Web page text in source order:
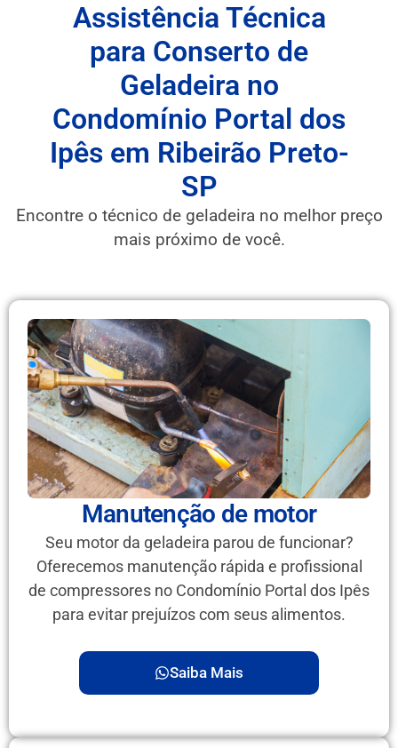
Assistência Técnica
para Conserto de
Geladeira no
Condomínio Portal dos
Ipês em Ribeirão Preto-
SP
Encontre o técnico de geladeira no melhor preço
mais próximo de você.
Manutenção de motor
Seu motor da geladeira parou de funcionar?
Oferecemos manutenção rápida e profissional
de compressores no Condomínio Portal dos Ipês
para evitar prejuízos com seus alimentos.
Saiba Mais